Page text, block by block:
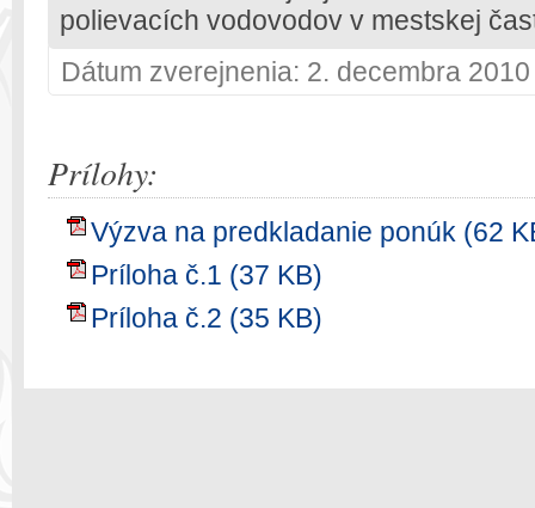
polievacích vodovodov v mestskej
Dátum zverejnenia: 2. decembra 2010
Prílohy:
Výzva na predkladanie ponúk (62
Príloha č.1 (37 KB)
Príloha č.2 (35 KB)